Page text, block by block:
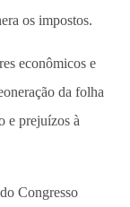
os impostos.
econômicos e
da folha
e prejuízos à
Congresso